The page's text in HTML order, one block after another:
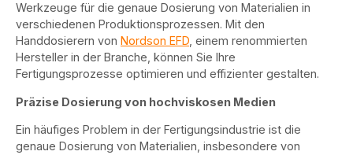
Werkzeuge für die genaue Dosierung von Materialien in
verschiedenen Produktionsprozessen. Mit den
Handdosierern von Nordson EFD , einem renommierten
Hersteller in der Branche, können Sie Ihre
Fertigungsprozesse optimieren und effizienter gestalten.
Präzise Dosierung von hochviskosen Medien
Ein häufiges Problem in der Fertigungsindustrie ist die
genaue Dosierung von Materialien, insbesondere von